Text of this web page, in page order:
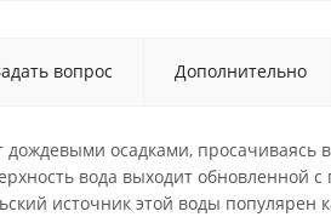
вопрос Дополнительно
осадками, просачиваясь
вода выходит обновленной с
источник этой воды популярен